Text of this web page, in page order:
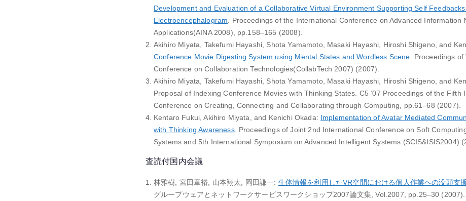
Development and Evaluation of a Collaborative Virtual Environment Supporting Self
Electroencephalogram. Proceedings of the International Conference on Advanced Information
Applications(AINA 2008), pp.158–165 (2008).
Akihiro Miyata, Takefumi Hayashi, Shota Yamamoto, Masaki Hayashi, Hiroshi Shigeno, and
Conference Movie Digesting System using Mental States and Wordless Scene. Proceedings of
Conference on Collaboration Technologies(CollabTech 2007) (2007).
Akihiro Miyata, Takefumi Hayashi, Shota Yamamoto, Masaki Hayashi, Hiroshi Shigeno, and
Proposal of Indexing Conference Movies with Thinking States. C5 ’07 Proceedings of the Fifth
Conference on Creating, Connecting and Collaborating through Computing, pp.61–68 (2007).
Kentaro Fukui, Akihiro Miyata, and Kenichi Okada:
Implementation of Avatar Mediated
with Thinking Awareness. Proceedings of Joint 2nd International Conference on Soft
Systems and 5th International Symposium on Advanced Intelligent Systems (SCIS&ISIS2004)
査読付国内会議
林雅樹, 宮田章裕, 山本翔太, 岡田謙一: 生体情報を利用したVR空間における個人作業への没頭支
グループウェアとネットワークサービスワークショップ2007論文集, Vol.2007, pp.25–30 (2007).